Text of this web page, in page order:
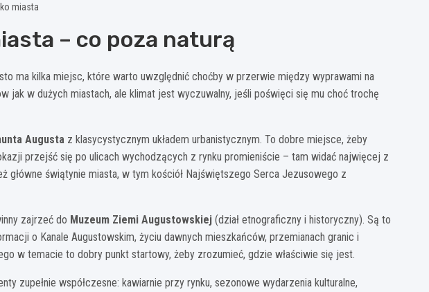
miasta
– co poza naturą
ma kilka miejsc, które warto uwzględnić choćby w przerwie między wyprawami na
jak w dużych miastach, ale klimat jest wyczuwalny, jeśli poświęci się mu choć trochę
Augusta z klasycystycznym układem urbanistycznym. To dobre miejsce, żeby
przejść się po ulicach wychodzących z rynku promieniście – tam widać najwięcej z
główne świątynie miasta, w tym kościół Najświętszego Serca Jezusowego z
zajrzeć do Muzeum Ziemi Augustowskiej (dział etnograficzny i historyczny). Są to
o Kanale Augustowskim, życiu dawnych mieszkańców, przemianach granic i
w temacie to dobry punkt startowy, żeby zrozumieć, gdzie właściwie się jest.
zupełnie współczesne: kawiarnie przy rynku, sezonowe wydarzenia kulturalne,